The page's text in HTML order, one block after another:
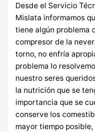
Desde el Servicio
Mislata informamos
tiene algún problema
compresor de la
torno, no enfría
problema lo
nuestro seres
la nutrición que se
importancia que se
conserve los
mayor tiempo